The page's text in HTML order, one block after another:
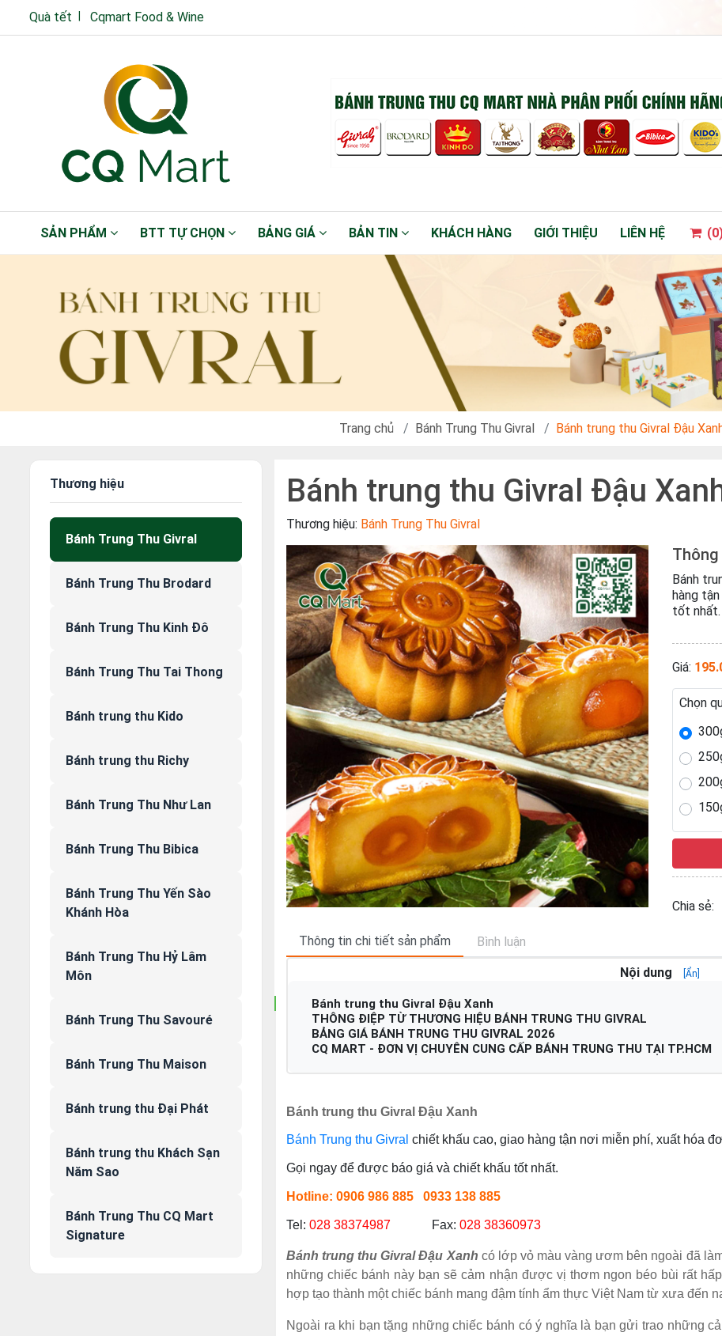
Quà tết Cqmart Food & Wine
SẢN PHẨM BTT TỰ CHỌN BẢNG GIÁ BẢN TIN KHÁCH HÀNG GIỚI THIỆU LIÊN HỆ (0
Trang chủ Bánh Trung Thu Givral Bánh trung thu Givral Đậu
Thương hiệu
Bánh Trung Thu Givral
Bánh Trung Thu Brodard
Bánh Trung Thu Kinh Đô
Bánh Trung Thu Tai Thong
Bánh trung thu Kido
Bánh trung thu Richy
Bánh Trung Thu Như Lan
Bánh Trung Thu Bibica
Bánh Trung Thu Yến Sào
Khánh Hòa
Bánh Trung Thu Hỷ Lâm
Môn
Bánh Trung Thu Savouré
Bánh Trung Thu Maison
Bánh trung thu Đại Phát
Bánh trung thu Khách Sạn
Năm Sao
Bánh Trung Thu CQ Mart
Signature
Bánh trung thu Givral Đậu
Thương hiệu: Bánh Trung Thu Givral
Bánh
hàng
tốt nhất.
Giá:
Chọn
Chia sẻ:
Thông tin chi tiết sản phẩm Bình luận
Nội dung [Ẩn]
Bánh trung thu Givral Đậu Xanh
THÔNG ĐIỆP TỪ THƯƠNG HIỆU BÁNH TRUNG THU GIVRAL
BẢNG GIÁ BÁNH TRUNG THU GIVRAL 2026
CQ MART - ĐƠN VỊ CHUYÊN CUNG CẤP BÁNH TRUNG THU TẠI TP.HCM
Bánh trung thu Givral Đậu Xanh
Bánh Trung thu Givral chiết khấu cao, giao hàng tận nơi miễn phí, xuất hóa
Gọi ngay để được báo giá và chiết khấu tốt nhất.
Hotline: 0906 986 885 0933 138 885
Tel: 028 38374987 Fax: 028 38360973
Bánh trung thu Givral Đậu Xanh có lớp vỏ màu vàng ươm bên ngoài đã
những chiếc bánh này bạn sẽ cảm nhận được vị thơm ngon béo bùi rất
hợp tạo thành một chiếc bánh mang đậm tính ẩm thực Việt Nam từ xưa đến
Ngoài ra khi bạn tặng những chiếc bánh có ý nghĩa là bạn gửi trao những